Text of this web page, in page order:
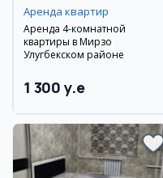
Аренда квартир
Аренда 4-комнатной
квартиры в Мирзо
Улугбекском районе
1 300 y.e